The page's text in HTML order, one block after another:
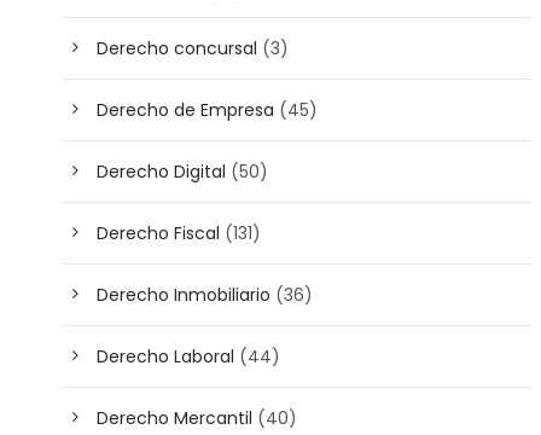
Derecho concursal (3)
Derecho de Empresa (45)
Derecho Digital (50)
Derecho Fiscal (131)
Derecho Inmobiliario (36)
Derecho Laboral (44)
Derecho Mercantil (40)